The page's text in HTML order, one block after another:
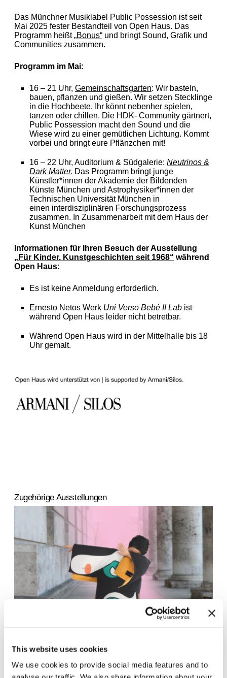
This website uses cookies
We use cookies to provide social media features and to
Das Münchner Musiklabel Public Possession ist seit
Mai 2025 fester Bestandteil von Open Haus. Das
Programm heißt„Bonus“ und bringt Sound, Grafik und
Communities zusammen.
Programm im Mai:
16 – 21 Uhr, Gemeinschaftsgarten: Wir basteln,
bauen, pflanzen und gießen. Wir setzen Stecklinge
in die Hochbeete. Ihr könnt nebenher spielen,
tanzen oder chillen. Die HDK- Community gärtnert,
Public Possession macht den Sound und die
Wiese wird zu einer gemütlichen Lichtung. Kommt
vorbei und bringt eure Pflänzchen mit!
16 – 22 Uhr, Auditorium & Südgalerie: Neutrinos &
Dark Matter. Das Programm bringt junge
Künstler*innen der Akademie der Bildenden
Künste München und Astrophysiker*innen der
Technischen Universität München in
einen interdisziplinären Forschungsprozess
zusammen. In Zusammenarbeit mit dem Haus der
Kunst München
Informationen für Ihren Besuch der Ausstellung
„Für Kinder. Kunstgeschichten seit 1968“ während
Open Haus:
Es ist keine Anmeldung erforderlich.
Ernesto Netos Werk Uni Verso Bebé II Lab ist
während Open Haus leider nicht betretbar.
Während Open Haus wird in der Mittelhalle bis 18
Uhr gemalt.
Zugehörige Ausstellungen
seit 1968